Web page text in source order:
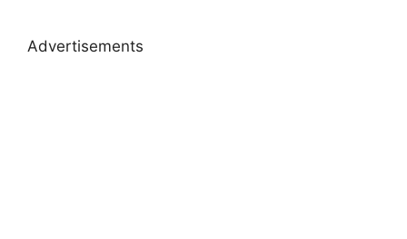
Advertisements